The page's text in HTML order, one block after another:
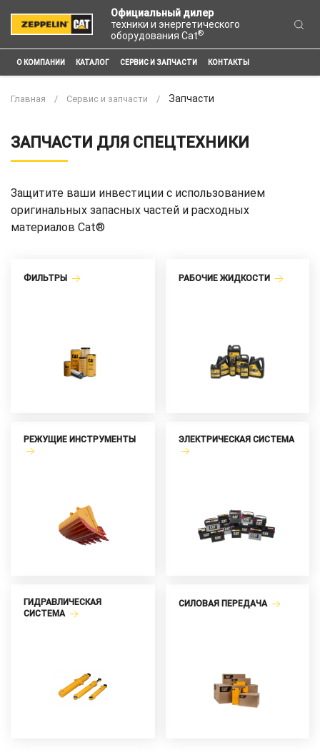
Официальный дилер
техники и энергетического
оборудования Cat®
О КОМПАНИИ КАТАЛОГ СЕРВИС И ЗАПЧАСТИ КОНТАКТЫ
Главная Сервис и запчасти Запчасти
ЗАПЧАСТИ ДЛЯ СПЕЦТЕХНИКИ
Защитите ваши инвестиции с использованием
оригинальных запасных частей и расходных
материалов Сat®
ФИЛЬТРЫ РАБОЧИЕ ЖИДКОСТИ
РЕЖУЩИЕ ИНСТРУМЕНТЫ ЭЛЕКТРИЧЕСКАЯ СИСТЕМА
ГИДРАВЛИЧЕСКАЯ
СИСТЕМА
СИЛОВАЯ ПЕРЕДАЧА